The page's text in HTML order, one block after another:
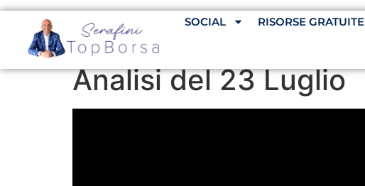
SOCIAL RISORSE GRATUITE
Analisi del 23 Luglio